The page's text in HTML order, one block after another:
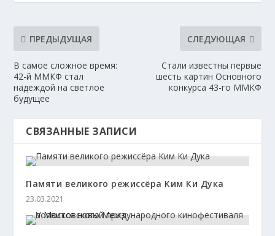
ПРЕДЫДУЩАЯ
В самое сложное время:
42-й ММКФ стал
надеждой на светлое
будущее
СЛЕДУЮЩАЯ
Стали известны первые
шесть картин Основного
конкурса 43-го ММКФ
СВЯЗАННЫЕ ЗАПИСИ
Памяти великого режиссёра Ким Ки Дука
23.03.2021